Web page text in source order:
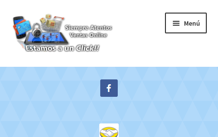
Ir
a
la
navegación
Ir
al
contenido
Menú
Inicio